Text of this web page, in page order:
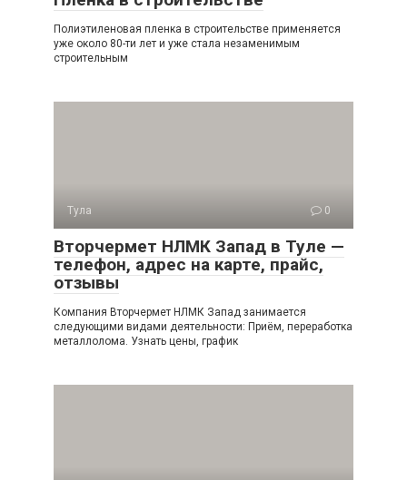
Полиэтиленовая пленка в строительстве применяется
уже около 80-ти лет и уже стала незаменимым
строительным
Тула 0
Вторчермет НЛМК Запад в Туле —
телефон, адрес на карте, прайс,
отзывы
Компания Вторчермет НЛМК Запад занимается
следующими видами деятельности: Приём, переработка
металлолома. Узнать цены, график